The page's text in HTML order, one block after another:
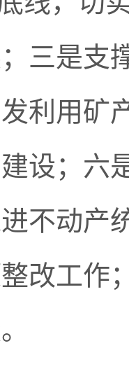
三是支
利用矿
设；六
不动产
改工作